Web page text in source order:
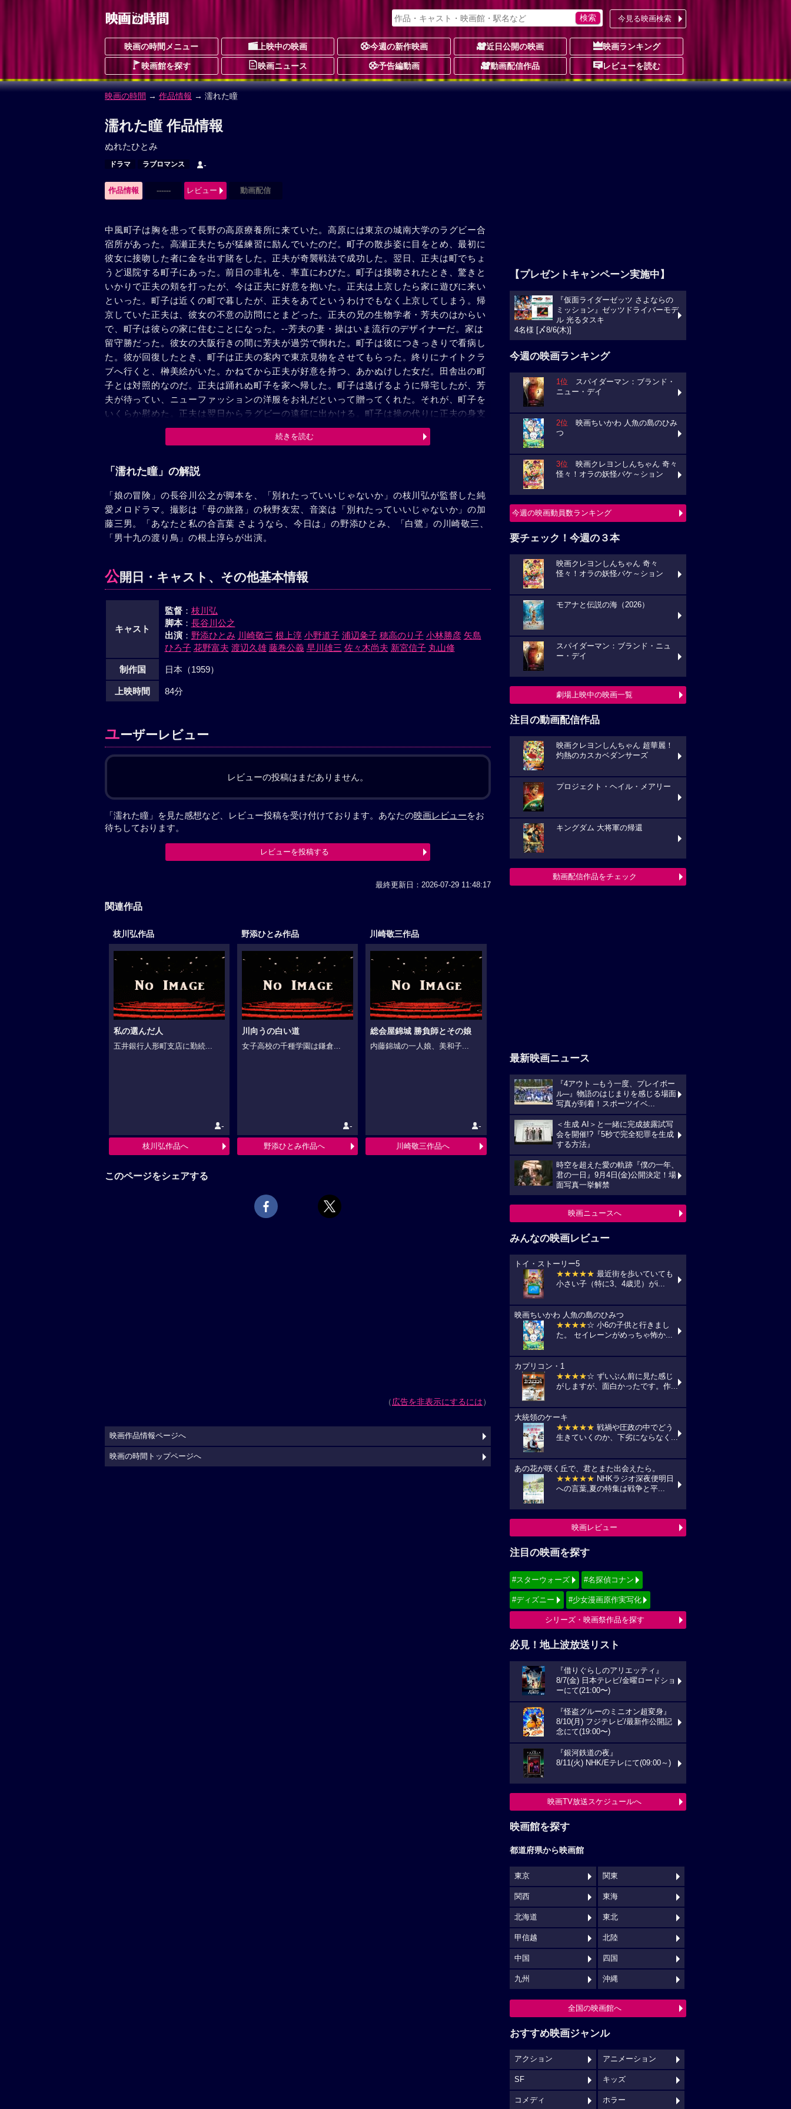
今見る映画検索
映画の時間メニュー 上映中の映画 今週の新作映画 近日公開の映画 映画ランキング
映画館を探す 映画ニュース 予告編動画 動画配信作品 レビューを読む
映画の時間 → 作品情報 → 濡れた瞳
濡れた瞳 作品情報
ぬれたひとみ
ドラマ ラブロマンス -
作品情報 ------ レビュー 動画配信
中風町子は胸を患って長野の高原療養所に来ていた。高原には東京の城南大学のラグビー合
宿所があった。高瀬正夫たちが猛練習に励んでいたのだ。町子の散歩姿に目をとめ、最初に
彼女に接吻した者に金を出す賭をした。正夫が奇襲戦法で成功した。翌日、正夫は町でちょ
うど退院する町子にあった。前日の非礼を、率直にわびた。町子は接吻されたとき、驚きと
いかりで正夫の頬を打ったが、今は正夫に好意を抱いた。正夫は上京したら家に遊びに来い
といった。町子は近くの町で暮したが、正夫をあてというわけでもなく上京してしまう。帰
京していた正夫は、彼女の不意の訪問にとまどった。正夫の兄の生物学者・芳夫のはからい
で、町子は彼らの家に住むことになった。--芳夫の妻・操はいま流行のデザイナーだ。家は
留守勝だった。彼女の大阪行きの間に芳夫が過労で倒れた。町子は彼につきっきりで看病し
た。彼が回復したとき、町子は正夫の案内で東京見物をさせてもらった。終りにナイトクラ
ブへ行くと、榊美絵がいた。かねてから正夫が好意を持つ、あかぬけした女だ。田舎出の町
子とは対照的なのだ。正夫は踊れぬ町子を家へ帰した。町子は逃げるように帰宅したが、芳
夫が待ってい、ニューファッションの洋服をお礼だといって贈ってくれた。それが、町子を
いくらか慰めた。正夫は翌日からラグビーの遠征に出かける。町子は操の代りに正夫の身支
度を手伝った。が、その好意が正夫にはかえって苦痛なのだ。町子には目もくれず美絵と遊
びまわった。--芳夫の方は可憐で純心な町子の姿が心に焼きついてきた。不在がちな妻への
男と婚約した。正夫の態度がはっきりしなかったからだ。そのとき、正夫は町子の純愛を悟
覚めた操が、高原へ急行した。正夫はリーグ戦があったから。町子は芳夫から抱かれかかっ
た。崖の花をとるふりをして逃げた。崖から落ち、腕をけがした。正夫はゲームが終ると山
へ駈けつけた。操と芳夫を置きざりにし、町子は田舎へ帰ろうと山を下りた。正夫と出会
い、二人は抱きあった。町子の瞳がみるみる濡れた。
続きを読む
「濡れた瞳」の解説
「娘の冒険」の長谷川公之が脚本を、「別れたっていいじゃないか」の枝川弘が監督した純
愛メロドラマ。撮影は「母の旅路」の秋野友宏、音楽は「別れたっていいじゃないか」の加
藤三男。「あなたと私の合言葉 さようなら、今日は」の野添ひとみ、「白鷺」の川崎敬三、
「男十九の渡り鳥」の根上淳らが出演。
公開日・キャスト、その他基本情報
キャスト
監督： 枝川弘
脚本： 長谷川公之
出演： 野添ひとみ 川崎敬三 根上淳 小野道子 浦辺粂子 穂高のり子 小林勝彦 矢島
ひろ子 花野富夫 渡辺久雄 藤巻公義 早川雄三 佐々木尚夫 新宮信子 丸山修
制作国 日本（1959）
上映時間 84分
ユーザーレビュー
レビューの投稿はまだありません。
「濡れた瞳」を見た感想など、レビュー投稿を受け付けております。あなたの映画レビューをお
待ちしております。
レビューを投稿する
最終更新日：2026-07-29 11:48:17
関連作品
枝川弘作品
私の選んだ人
五井銀行人形町支店に勤続...
-
枝川弘作品へ
野添ひとみ作品
川向うの白い道
女子高校の千種学園は鎌倉...
-
野添ひとみ作品へ
川崎敬三作品
総会屋錦城 勝負師とその娘
内藤錦城の一人娘、美和子...
-
川崎敬三作品へ
このページをシェアする
（広告を非表示にするには）
【プレゼントキャンペーン実施中】
『仮面ライダーゼッツ さよならの
ミッション』ゼッツドライバーモデ
ル 光るタスキ
4名様 [〆8/6(木)]
今週の映画ランキング
1位 スパイダーマン：ブランド・
ニュー・デイ
2位 映画ちいかわ 人魚の島のひみ
つ
3位 映画クレヨンしんちゃん 奇々
怪々！オラの妖怪バケ～ション
今週の映画動員数ランキング
要チェック！今週の３本
映画クレヨンしんちゃん 奇々
怪々！オラの妖怪バケ～ション
モアナと伝説の海（2026）
スパイダーマン：ブランド・ニュ
ー・デイ
劇場上映中の映画一覧
注目の動画配信作品
映画クレヨンしんちゃん 超華麗！
灼熱のカスカベダンサーズ
プロジェクト・ヘイル・メアリー
キングダム 大将軍の帰還
動画配信作品をチェック
最新映画ニュース
『4アウト ─もう一度、プレイボー
ル─』物語のはじまりを感じる場面
写真が到着！スポーツイベ...
＜生成 AI＞と一緒に完成披露試写
会を開催!?『5秒で完全犯罪を生成
する方法』
時空を超えた愛の軌跡『僕の一年、
君の一日』9月4日(金)公開決定！場
面写真一挙解禁
映画ニュースへ
みんなの映画レビュー
トイ・ストーリー5
★★★★★ 最近街を歩いていても
小さい子（特に3、4歳児）がi...
映画ちいかわ 人魚の島のひみつ
★★★★☆ 小6の子供と行きまし
た。 セイレーンがめっちゃ怖か...
カプリコン・1
★★★★☆ ずいぶん前に見た感じ
がしますが、面白かったです。作...
大統領のケーキ
★★★★★ 戦禍や圧政の中でどう
生きていくのか、下劣にならなく...
あの花が咲く丘で、君とまた出会えたら。
★★★★★ NHKラジオ深夜便明日
への言葉,夏の特集は戦争と平...
映画レビュー
注目の映画を探す
#スターウォーズ #名探偵コナン
#ディズニー #少女漫画原作実写化
シリーズ・映画祭作品を探す
必見！地上波放送リスト
『借りぐらしのアリエッティ』
8/7(金) 日本テレビ/金曜ロードショ
ーにて(21:00〜)
『怪盗グルーのミニオン超変身』
8/10(月) フジテレビ/最新作公開記
念にて(19:00〜)
『銀河鉄道の夜』
8/11(火) NHK/Eテレにて(09:00～)
映画TV放送スケジュールへ
映画館を探す
都道府県から映画館
東京 関東
関西 東海
北海道 東北
甲信越 北陸
中国 四国
九州 沖縄
全国の映画館へ
おすすめ映画ジャンル
アクション アニメーション
SF キッズ
コメディ ホラー
映画作品情報ページへ
映画の時間トップページへ